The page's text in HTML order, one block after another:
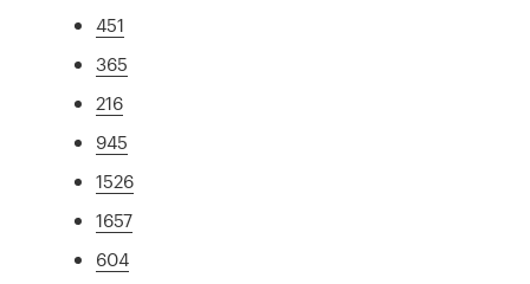
451
365
216
945
1526
1657
604